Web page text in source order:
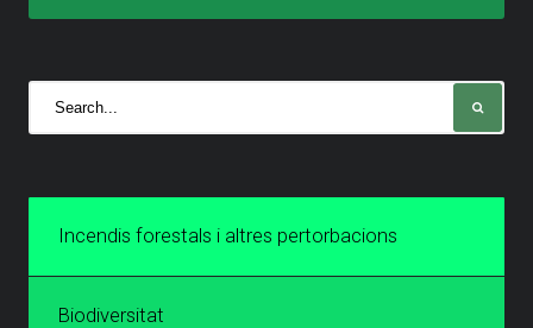
Incendis forestals i altres pertorbacions
Biodiversitat